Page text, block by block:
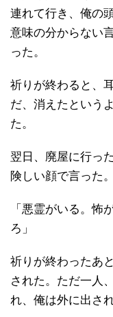
連れて行き、俺の
意味の分からない
った。
祈りが終わると、
だ、消えたという
た。
翌日、廃屋に行っ
険しい顔で言った。
「悪霊がいる。怖
ろ」
祈りが終わったあ
された。ただ一人
れ、俺は外に出され